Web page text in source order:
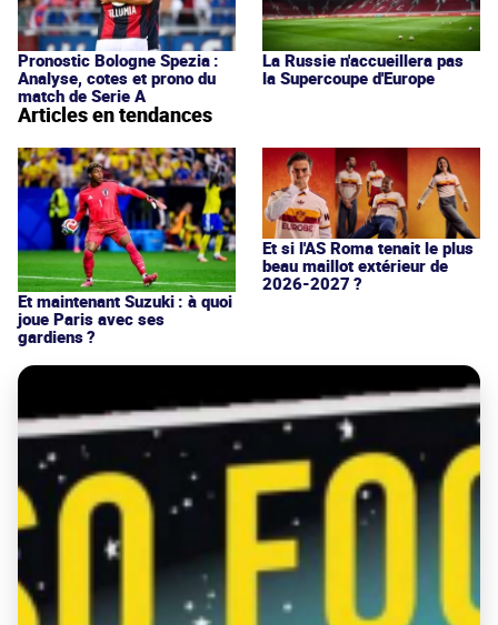
Pronostic Bologne Spezia :
Analyse, cotes et prono du
match de Serie A
La Russie n'accueillera pas
la Supercoupe d'Europe
Articles en tendances
Et maintenant Suzuki : à quoi
joue Paris avec ses
gardiens ?
Et si l'AS Roma tenait le plus
beau maillot extérieur de
2026-2027 ?